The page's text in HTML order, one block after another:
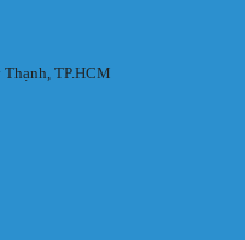
TP.HCM